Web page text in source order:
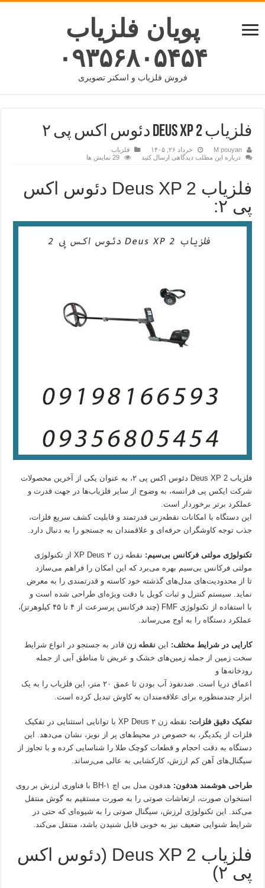
پویان فلزیاب
۰۹۳۵۶۸۰۵۴۵۴
فروش فلزیاب و اسکنر تصویری
فلزیاب Deus XP 2 دئوس اکس پی ۲
M pouyan خرداد ۲۶, ۱۴۰۵
فلزیاب
درباره این مطلب دیدگاهی ارسال کنید
29 نمایش ها
فلزیاب Deus XP 2 دئوس اکس
پی ۲:
فلزیاب Deus XP 2 دئوس اکس پی ۲، به عنوان یکی از آخرین محصولات
شرکت ایکس پی فرانسه، به وضوح از سایر فلزیاب‌ها در جهت قدرت و
عملکرد برتر برخوردار است.
این دستگاه با امکانات نقطه‌زنی قدرتمند و قابلیت کشف سریع فلزات،
جذب توجه کاوشگران حرفه‌ای و علاقمندان به جستجو را به دنبال دارد.
تکنولوژی مولتی فرکانس بی‌سیم:
نقطه زن ۲ XP Deus از تکنولوژی
مولتی فرکانس بی‌سیم بهره می‌برد که این امکان را فراهم می‌سازد
تا از محدودیت‌های مدل‌های گذشته خود کاسته و قدرتمندی را به معرض
نماید. سیستم کنترل و ثبات کویل با دقت ویژه‌ای طراحی شده است و
با استفاده از تکنولوژی FMF (چند فرکانس پرسرعت از ۴ تا ۴۵ کیلوهرتز)،
عملکرد دستگاه را به اوج می‌رساند.
کارایی در شرایط مختلف: این نقطه زن قادر به جستجو در انواع شرایط
سخت زمین از جمله زمین‌های خشک و عریض تا مناطق آبی از جمله
رودخانه‌ها و
اعماق دریا است. ضدنفوذ آب بودن تا عمق ۲۰ متر، این فلزیاب را به یک
ابزار چندمنظوره برای علاقه‌مندان به کاوش تبدیل کرده است.
تفکیک دقیق فلزات:
نقطه زن ۲ XP Deus با توانایی استثنایی در تفکیک
فلزات از یکدیگر، به خصوص در محیط‌های پر از نویز، نشان می‌دهد. این
دستگاه به دقت احجام و قطعات کوچک طلا را شناسایی کرده و با تجاوز از
سیگنال‌های آهن کم ارزش، کارکشایی به عالی می‌رساند.
طراحی هوشمند هدفون:
هدفون مدل بی اچ ۱-BH با فناوری لرزش بر روی
استخوان صورت، ارتعاشات صوتی را به صورت مستقیم به گوش منتقل
می‌کند. این تکنولوژی لرزش، سیگنال صوتی را به شیوه‌ای که حتی در
شرایط شنوایی ضعیف نیز به خوبی قابل شنیدن باشد، منتقل می‌کند.
فلزیاب Deus XP 2 (دئوس اکس
پی ۲)